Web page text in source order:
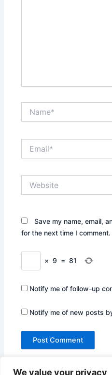
We value your privacy
Save my name, email,
for the next time I comment.
× 9 = 81
Notify me of follow-up
Notify me of new posts